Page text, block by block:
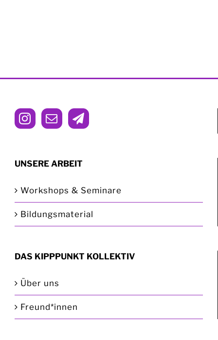
UNSERE ARBEIT
Workshops & Seminare
Bildungsmaterial
DAS KIPPPUNKT KOLLEKTIV
Über uns
Freund*innen